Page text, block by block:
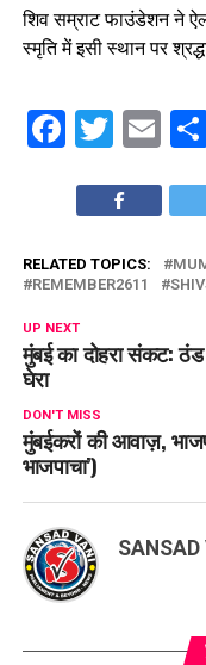
शिव सम्राट फाउंडेशन ने
स्मृति में इसी स्थान पर
Facebook
Twitter
RELATED TOPICS:
REMEMBER2611
UP NEXT
मुंबई का दोहरा संकट:
घेरा
DON'T MISS
मुंबईकरों की आवाज़,
भाजपाचा’)
SANSAD